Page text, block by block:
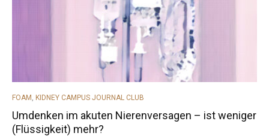
CATEGORIES
FOAM KIDNEY CAMPUS JOURNAL CLUB
Umdenken im akuten Nierenversagen – ist weniger
(Flüssigkeit) mehr?